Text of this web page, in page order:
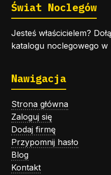
Świat Noclegów
Jesteś właścicielem?
katalogu noclegowego w
Nawigacja
Strona główna
Zaloguj się
Dodaj firmę
Przypomnij hasło
Blog
Kontakt